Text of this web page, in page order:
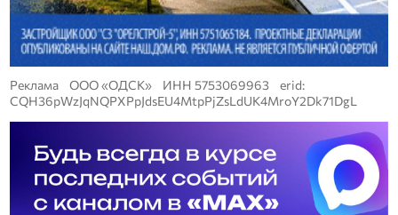
Реклама ООО «ОДСК» ИНН 5753069963 erid:
CQH36pWzJqNQPXPpJdsEU4MtpPjZsLdUK4MroY2Dk71DgL